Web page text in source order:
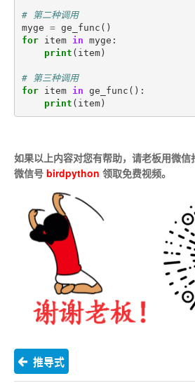
# 第二种调用
myge = ge_func ()
for
item in myge :
print ( item)
# 第三种调用
for
item in ge_func ():
print ( item)
如果以上内容对您有帮助，请老板用微
微信号 birdpython 领取免费视频。
推导式